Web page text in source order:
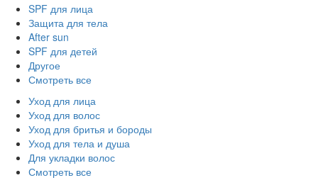
SPF для лица
Защита для тела
After sun
SPF для детей
Другое
Смотреть все
Уход для лица
Уход для волос
Уход для бритья и бороды
Уход для тела и душа
Для укладки волос
Смотреть все